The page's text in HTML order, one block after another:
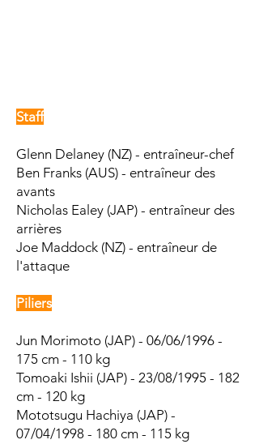
Staff
Glenn Delaney (NZ) - entraîneur-chef
Ben Franks (AUS) - entraîneur des
avants
Nicholas Ealey (JAP) - entraîneur des
arrières
Joe Maddock (NZ) - entraîneur de
l'attaque
Piliers
Jun Morimoto (JAP) - 06/06/1996 -
175 cm - 110 kg
Tomoaki Ishii (JAP) - 23/08/1995 - 182
cm - 120 kg
Mototsugu Hachiya (JAP) -
07/04/1998 - 180 cm - 115 kg